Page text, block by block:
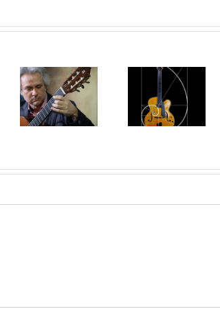
Arché di
McLiuter, la
nuova
Joe Pass il
Virtuoso della